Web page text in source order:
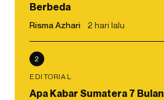
Berbeda
Risma Azhari 2 hari lalu
2
EDITORIAL
Apa Kabar Sumatera 7 Bulan